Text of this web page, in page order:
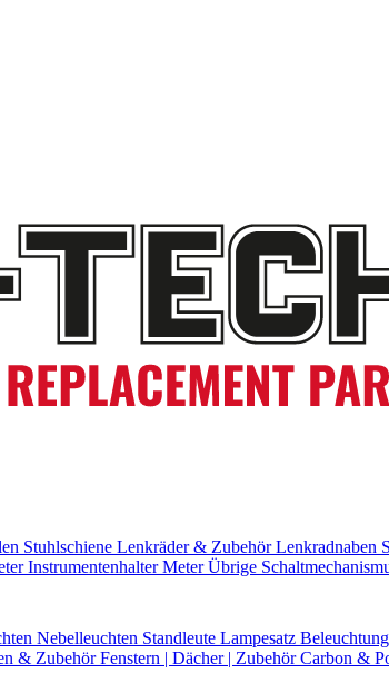
Stuhlschiene Lenkräder & ZubehörLenkradnaben
InstrumentenhalterMeter Übrige
Nebelleuchten Standleute Lampesatz
& ZubehörFenstern | Dächer | ZubehörCarbon &